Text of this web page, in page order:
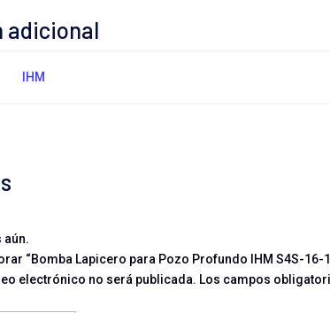
adicional
IHM
aún.
“Bomba Lapicero para Pozo Profundo IHM S4S-16-
electrónico no será publicada. Los campos